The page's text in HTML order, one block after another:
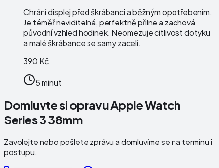
Chrání displej před škrábanci a běžným opotřebením.
Je téměř neviditelná, perfektně přilne a zachová
původní vzhled hodinek. Neomezuje citlivost dotyku
a malé škrábance se samy zacelí.
390 Kč
5 minut
Domluvte si opravu Apple Watch
Series 3 38mm
Zavolejte nebo pošlete zprávu a domluvíme se na termínu i
postupu.